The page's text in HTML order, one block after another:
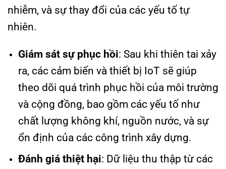
nhiễm, và sự thay đổi của các yếu tố tự
nhiên.
Giám sát sự phục hồi: Sau khi thiên tai xảy
ra, các cảm biến và thiết bị IoT sẽ giúp
theo dõi quá trình phục hồi của môi trường
và cộng đồng, bao gồm các yếu tố như
chất lượng không khí, nguồn nước, và sự
ổn định của các công trình xây dựng.
Đánh giá thiệt hại: Dữ liệu thu thập từ các